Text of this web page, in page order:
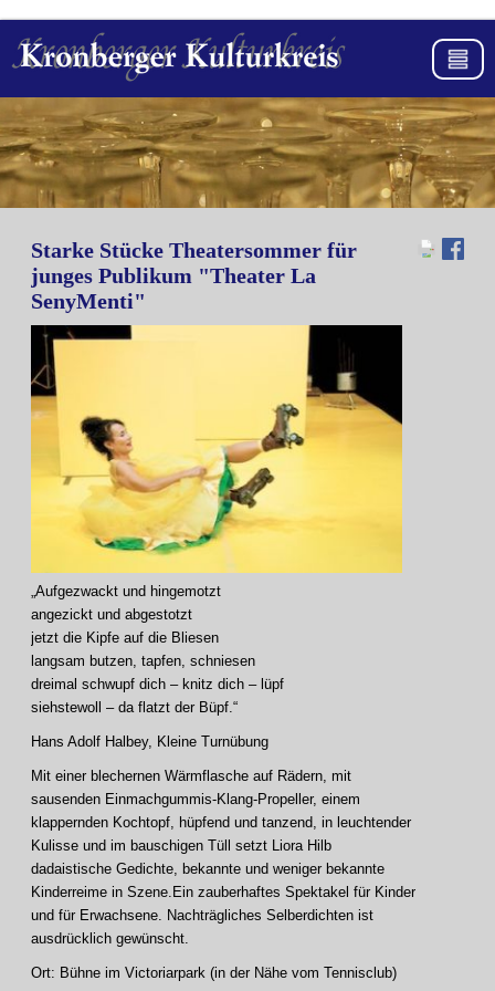
Starke Stücke Theatersommer für
junges Publikum "Theater La
SenyMenti"
„Aufgezwackt und hingemotzt
angezickt und abgestotzt
jetzt die Kipfe auf die Bliesen
langsam butzen, tapfen, schniesen
dreimal schwupf dich – knitz dich – lüpf
siehstewoll – da flatzt der Büpf.“
Hans Adolf Halbey, Kleine Turnübung
Mit einer blechernen Wärmflasche auf Rädern, mit
sausenden Einmachgummis-Klang-Propeller, einem
klappernden Kochtopf, hüpfend und tanzend, in leuchtender
Kulisse und im bauschigen Tüll setzt Liora Hilb
dadaistische Gedichte, bekannte und weniger bekannte
Kinderreime in Szene.Ein zauberhaftes Spektakel für Kinder
und für Erwachsene. Nachträgliches Selberdichten ist
ausdrücklich gewünscht.
Ort: Bühne im Victoriarpark (in der Nähe vom Tennisclub)